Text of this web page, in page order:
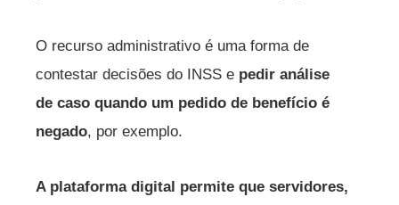
O recurso administrativo é uma forma de
contestar decisões do INSS e pedir análise
de caso quando um pedido de benefício é
negado, por exemplo.
A plataforma digital permite que servidores,